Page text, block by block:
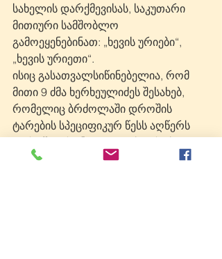
სახელის დარქმევისას, საკუთარი
მითიური სამშობლო
გამოეყენებინათ: „ხევის ურიები“,
„ხევის ურიეთი“.
ისიც გასათვალსიწინებელია, რომ
მითი 9 ძმა ხერხეულიძეს შესახებ,
რომელიც ბრძოლაში დროშის
ტარების სპეციფიკურ წესს აღწერს
(დროშა არ უნდა დაეცეს, ერთს
მიაქვს დროშა, დანარჩენები იცავენ